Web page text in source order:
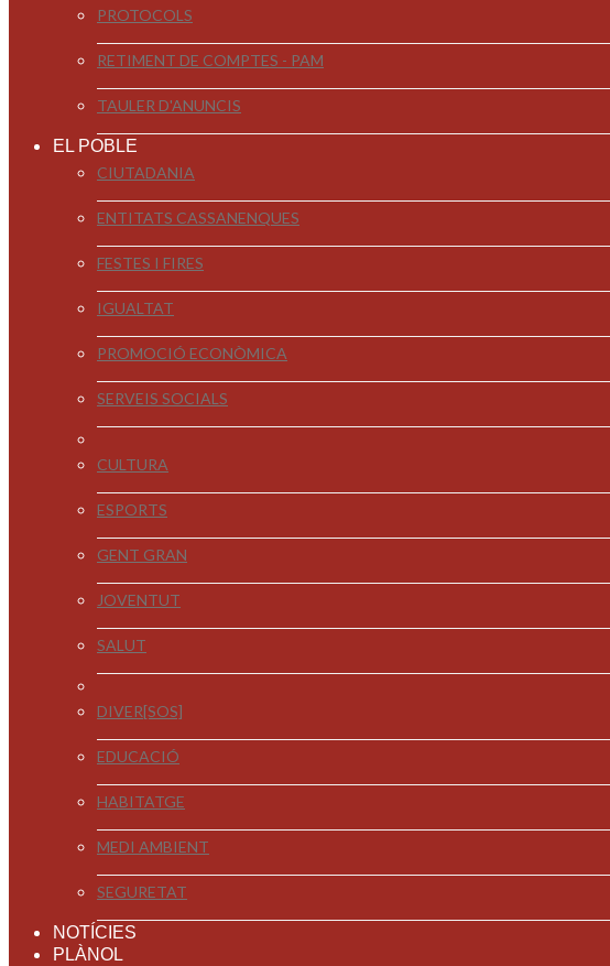
PROTOCOLS
RETIMENT DE COMPTES - PAM
TAULER D'ANUNCIS
EL POBLE
CIUTADANIA
ENTITATS CASSANENQUES
FESTES I FIRES
IGUALTAT
PROMOCIÓ ECONÒMICA
SERVEIS SOCIALS
CULTURA
ESPORTS
GENT GRAN
JOVENTUT
SALUT
DIVER[SOS]
EDUCACIÓ
HABITATGE
MEDI AMBIENT
SEGURETAT
NOTÍCIES
PLÀNOL